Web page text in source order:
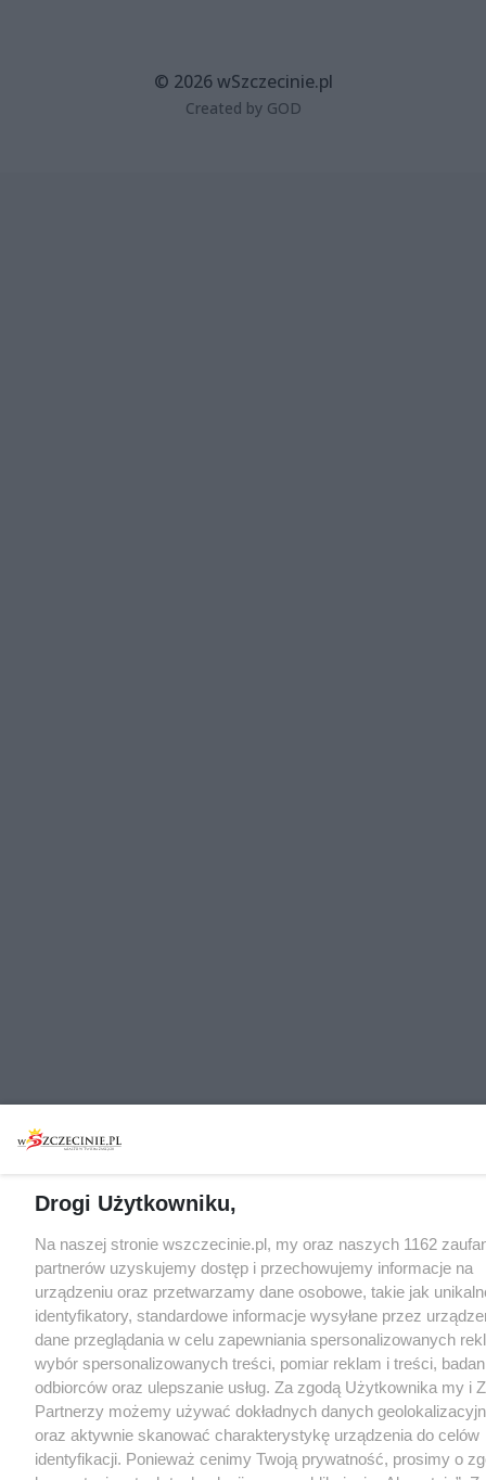
© 2026 wSzczecinie.pl
Created by GOD
Drogi Użytkowniku,
Na naszej stronie wszczecinie.pl, my oraz naszych 1162
partnerów uzyskujemy dostęp i przechowujemy informacje na
urządzeniu oraz przetwarzamy dane osobowe, takie jak
identyfikatory, standardowe informacje wysyłane przez
dane przeglądania w celu zapewniania spersonalizowanych
wybór spersonalizowanych treści, pomiar reklam i treści,
odbiorców oraz ulepszanie usług. Za zgodą Użytkownika my i
Partnerzy możemy używać dokładnych danych
oraz aktywnie skanować charakterystykę urządzenia do celów
identyfikacji. Ponieważ cenimy Twoją prywatność, prosimy o